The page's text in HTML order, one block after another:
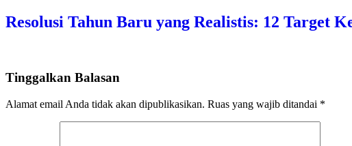
Resolusi Tahun Baru yang Realistis: 12 Target
Tinggalkan Balasan
Alamat email Anda tidak akan dipublikasikan. Ruas yang wajib ditandai *